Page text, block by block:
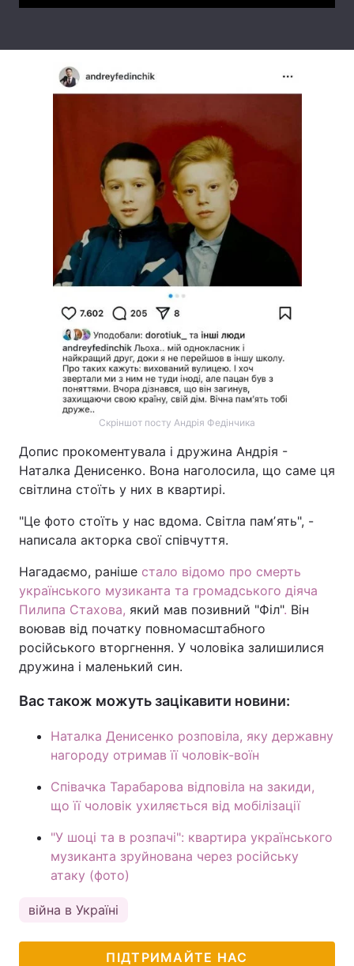
Тема оформлення
Скріншот посту Андрія Федінчика
Допис прокоментувала і дружина Андрія -
Наталка Денисенко. Вона наголосила, що саме ця
світлина стоїть у них в квартирі.
"Це фото стоїть у нас вдома. Світла памʼять", -
написала акторка свої співчуття.
Нагадаємо, раніше стало відомо про смерть
українського музиканта та громадського діяча
Пилипа Стахова, який мав позивний "Філ". Він
воював від початку повномасштабного
російського вторгнення. У чоловіка залишилися
дружина і маленький син.
Вас також можуть зацікавити новини:
Наталка Денисенко розповіла, яку державну
нагороду отримав її чоловік-воїн
Співачка Тарабарова відповіла на закиди,
що її чоловік ухиляється від мобілізації
"У шоці та в розпачі": квартира українського
музиканта зруйнована через російську
атаку (фото)
війна в Україні
ПІДТРИМАЙТЕ НАС